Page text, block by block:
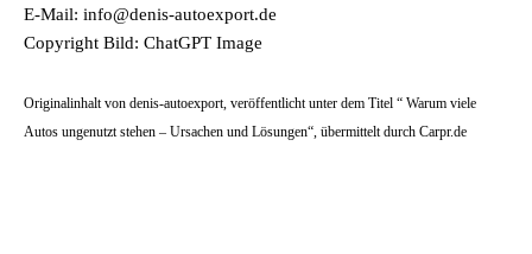
E-Mail: info@denis-autoexport.de
Copyright Bild: ChatGPT Image
Originalinhalt von denis-autoexport, veröffentlicht unter dem Titel “ Warum viele
Autos ungenutzt stehen – Ursachen und Lösungen“, übermittelt durch Carpr.de